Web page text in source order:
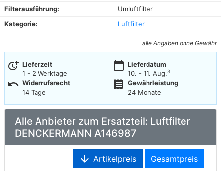
Filterausführung:
Umluftfilter
Kategorie:
Luftfilter
alle Angaben ohne Gewähr
more_time Lieferzeit
1 - 2 Werktage
calendar_today Lieferdatum
10. - 11. Aug.3
undo Widerrufsrecht
14 Tage
receipt
Gewährleistung
24 Monate
Alle Anbieter zum Ersatzteil: Luftfilter
DENCKERMANN A146987
arrow_downward Artikelpreis Gesamtpreis